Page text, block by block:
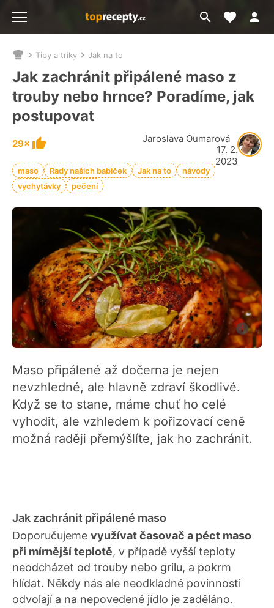
Přejít
na
Moje
Nacházíte
se
zde:
Tipy a triky Jak na to
Jak zachránit připálené maso z
trouby nebo hrnce? Poradíme, jak
postupovat
29×
Jaroslava Oumarová
17. 2.
2023
maso Rady našich babiček Jak na to
návody
vychytávky
pečení
Maso připálené až dočerna je nejen
nevzhledné, ale hlavně zdraví škodlivé.
Když se to stane, máme chuť ho celé
vyhodit, ale vzhledem k pořizovací ceně
možná raději přemýšlíte, jak ho zachránit.
Jak zachránit připálené maso
Doporučujeme využívat časovač a péct maso
při mírnější teplotě, v případě vyšší teploty
neodcházet od trouby nebo grilu, a pokrm
hlídat. Někdy nás ale neodkladné povinnosti
odvolají a na nepovedené jídlo je zaděláno.